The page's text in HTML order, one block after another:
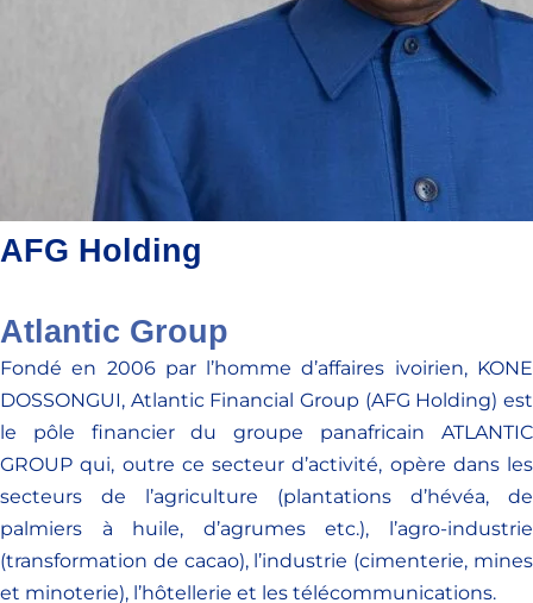
AFG Holding
Atlantic Group
Fondé en 2006 par l’homme d’affaires ivoirien, KONE
DOSSONGUI, Atlantic Financial Group (AFG Holding) est
le pôle financier du groupe panafricain ATLANTIC
GROUP qui, outre ce secteur d’activité, opère dans les
secteurs de l’agriculture (plantations d’hévéa, de
palmiers à huile, d’agrumes etc.), l’agro-industrie
(transformation de cacao), l’industrie (cimenterie, mines
et minoterie), l’hôtellerie et les télécommunications.